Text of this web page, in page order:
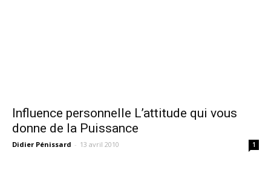
Influence personnelle L’attitude qui vous
donne de la Puissance
Didier Pénissard - 13 avril 2010 1